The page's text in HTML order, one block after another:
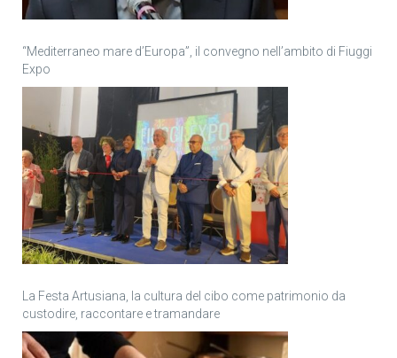
“Mediterraneo mare d’Europa”, il convegno nell’ambito di Fiuggi
Expo
La Festa Artusiana, la cultura del cibo come patrimonio da
custodire, raccontare e tramandare